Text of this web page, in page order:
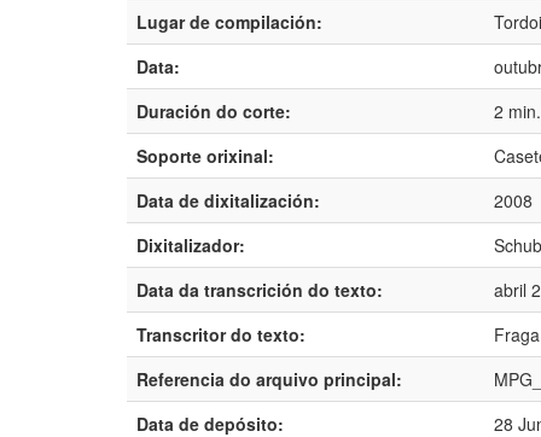
Lugar de compilación:
Data:
Duración do corte:
2
Soporte orixinal:
Data de dixitalización:
2008
Dixitalizador:
Data da transcrición do texto:
abril
Transcritor do texto:
Referencia do arquivo principal:
Data de depósito:
28